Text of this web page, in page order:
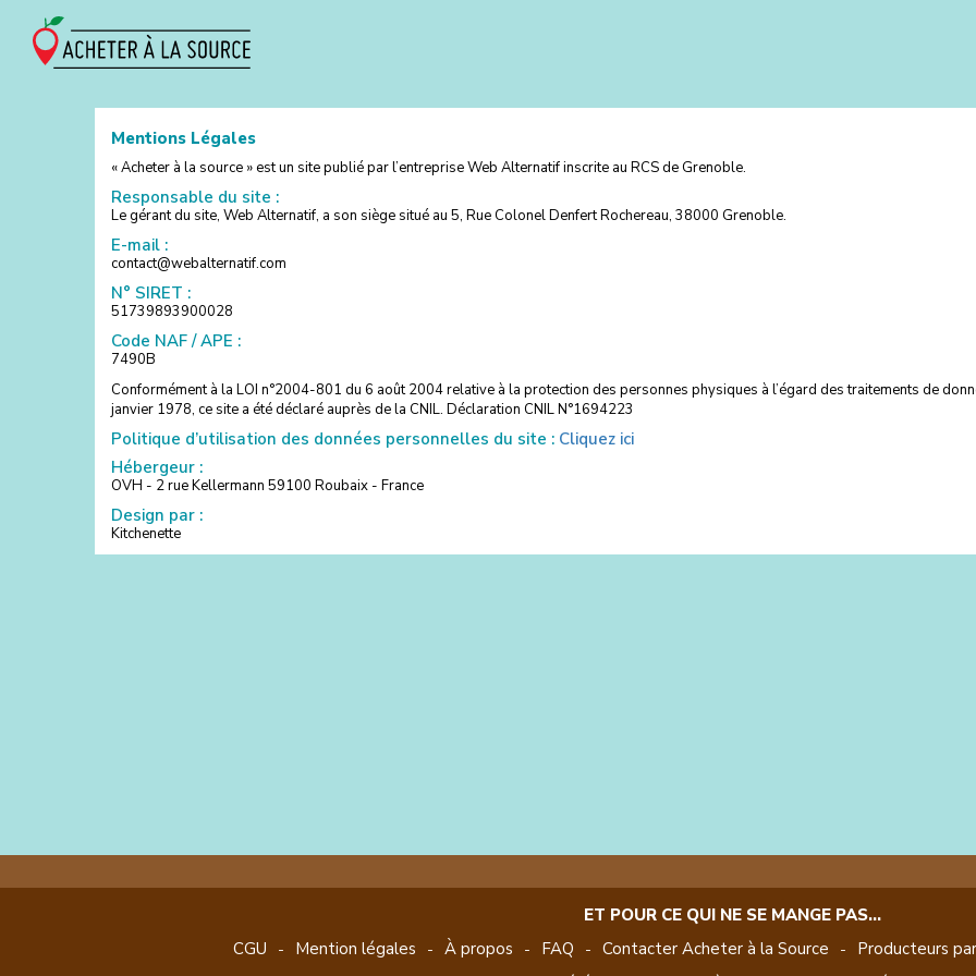
Mentions Légales
« Acheter à la source » est un site publié par l’entreprise Web Alternatif inscrite au RCS de Grenoble.
Responsable du site :
Le gérant du site, Web Alternatif, a son siège situé au 5, Rue Colonel Denfert Rochereau, 38000 Grenoble.
E-mail :
contact@webalternatif.com
N° SIRET :
51739893900028
Code NAF / APE :
7490B
Conformément à la LOI n°2004-801 du 6 août 2004 relative à la protection des personnes physiques à l’égard des traitements de
janvier 1978, ce site a été déclaré auprès de la CNIL. Déclaration CNIL N°1694223
Politique d’utilisation des données personnelles du site : Cliquez ici
Hébergeur :
OVH - 2 rue Kellermann 59100 Roubaix - France
Design par :
Kitchenette
ET POUR CE QUI NE SE MANGE PAS...
CGU
Mention légales À propos FAQ Contacter Acheter à la Source Producteurs